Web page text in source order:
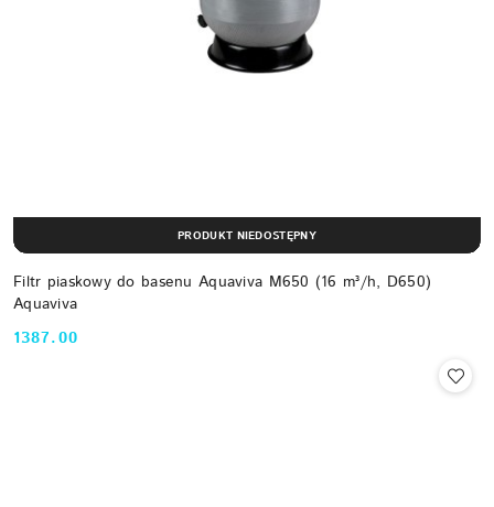
Filtr piaskowy do basenu Aquaviva M650 (16 m³/h, D650)
Aquaviva
Cena:
1387.00
PRODUKT NIEDOSTĘPNY